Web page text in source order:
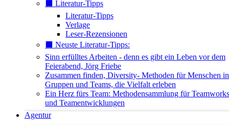
⬛️ Literatur-Tipps
Literatur-Tipps
Verlage
Leser-Rezensionen
⬛️ Neuste Literatur-Tipps:
Sinn erfülltes Arbeiten - denn es gibt ein Leben vor dem
Feierabend, Jörg Friebe
Zusammen finden, Diversity- Methoden für Menschen in
Gruppen und Teams, die Vielfalt erleben
Ein Herz fürs Team: Methodensammlung für
und Teamentwicklungen
Agentur